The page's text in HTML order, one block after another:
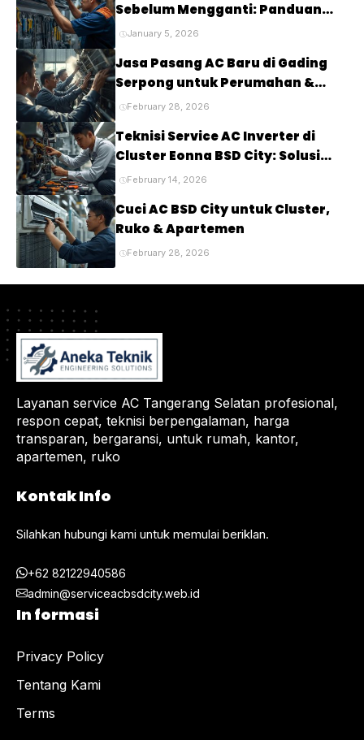
Sebelum Mengganti: Panduan
Lengkap untuk Mendiagnosis
Anda
January 5, 2026
Jasa Pasang AC Baru di Gading
Serpong untuk Perumahan &
Cluster Elite
February 28, 2026
Teknisi Service AC Inverter di
Cluster Eonna BSD City: Solusi
Tepat untuk Kenyamanan Rumah
February 14, 2026
Cuci AC BSD City untuk Cluster,
Ruko & Apartemen
February 28, 2026
Layanan service AC Tangerang Selatan profesional,
respon cepat, teknisi berpengalaman, harga
transparan, bergaransi, untuk rumah, kantor,
apartemen, ruko
Kontak Info
Silahkan hubungi kami untuk memulai beriklan.
+62 82122940586
admin@serviceacbsdcity.web.id
In formasi
Privacy Policy
Tentang Kami
Terms